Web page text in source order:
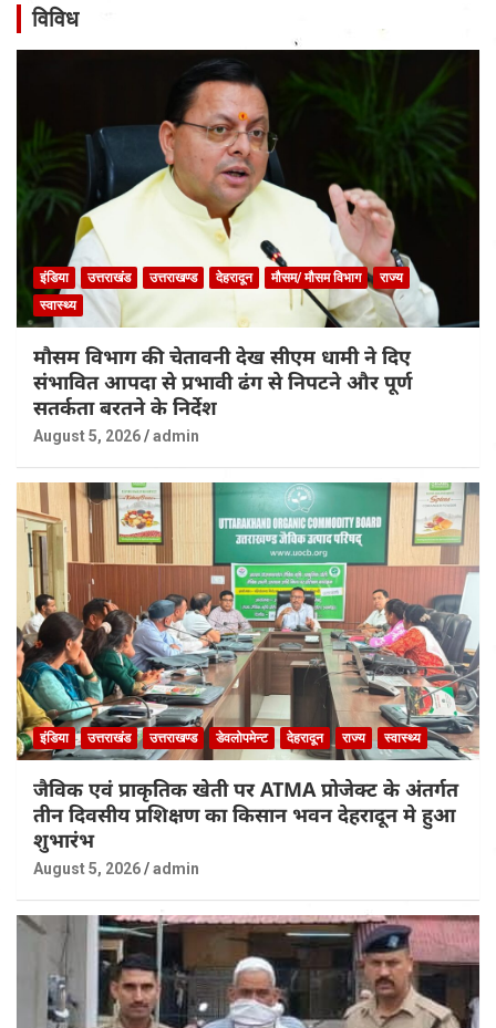
विविध
इंडिया उत्तराखंड उत्तराखण्ड देहरादून मौसम/ मौसम विभाग
राज्य
स्वास्थ्य
मौसम विभाग की चेतावनी देख सीएम धामी ने दिए
संभावित आपदा से प्रभावी ढंग से निपटने और पूर्ण
सतर्कता बरतने के निर्देश
August 5, 2026 admin
इंडिया उत्तराखंड उत्तराखण्ड डेवलोपमेन्ट देहरादून राज्य स्वास्थ्य
जैविक एवं प्राकृतिक खेती पर ATMA प्रोजेक्ट के अंतर्गत
तीन दिवसीय प्रशिक्षण का किसान भवन देहरादून मे हुआ
शुभारंभ
August 5, 2026 admin